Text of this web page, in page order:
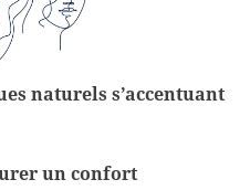
naturels s’accentuant
un confort